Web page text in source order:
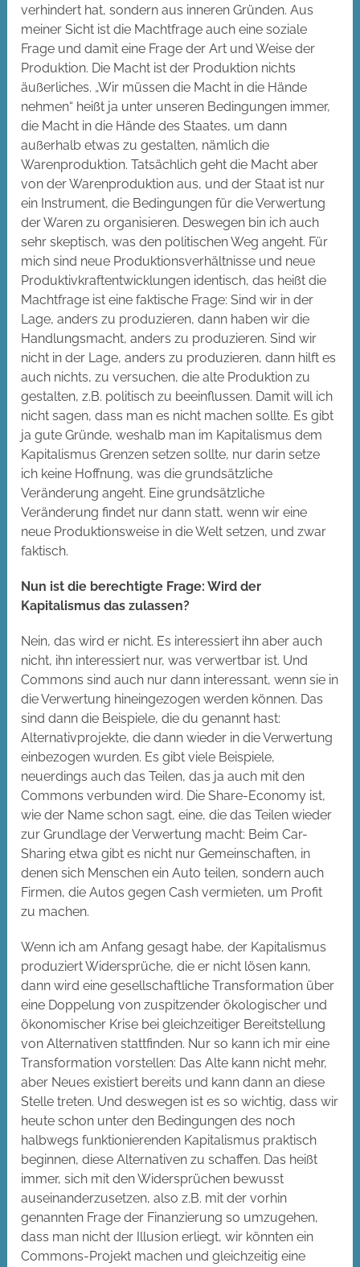
verhindert hat, sondern aus inneren Gründen. Aus
meiner Sicht ist die Machtfrage auch eine soziale
Frage und damit eine Frage der Art und Weise der
Produktion. Die Macht ist der Produktion nichts
äußerliches. „Wir müssen die Macht in die Hände
nehmen“ heißt ja unter unseren Bedingungen immer,
die Macht in die Hände des Staates, um dann
außerhalb etwas zu gestalten, nämlich die
Warenproduktion. Tatsächlich geht die Macht aber
von der Warenproduktion aus, und der Staat ist nur
ein Instrument, die Bedingungen für die Verwertung
der Waren zu organisieren. Deswegen bin ich auch
sehr skeptisch, was den politischen Weg angeht. Für
mich sind neue Produktionsverhältnisse und neue
Produktivkraftentwicklungen identisch, das heißt die
Machtfrage ist eine faktische Frage: Sind wir in der
Lage, anders zu produzieren, dann haben wir die
Handlungsmacht, anders zu produzieren. Sind wir
nicht in der Lage, anders zu produzieren, dann hilft es
auch nichts, zu versuchen, die alte Produktion zu
gestalten, z.B. politisch zu beeinflussen. Damit will ich
nicht sagen, dass man es nicht machen sollte. Es gibt
ja gute Gründe, weshalb man im Kapitalismus dem
Kapitalismus Grenzen setzen sollte, nur darin setze
ich keine Hoffnung, was die grundsätzliche
Veränderung angeht. Eine grundsätzliche
Veränderung findet nur dann statt, wenn wir eine
neue Produktionsweise in die Welt setzen, und zwar
faktisch.
Nun ist die berechtigte Frage: Wird der
Kapitalismus das zulassen?
Nein, das wird er nicht. Es interessiert ihn aber auch
nicht, ihn interessiert nur, was verwertbar ist. Und
Commons sind auch nur dann interessant, wenn sie in
die Verwertung hineingezogen werden können. Das
sind dann die Beispiele, die du genannt hast:
Alternativprojekte, die dann wieder in die Verwertung
einbezogen wurden. Es gibt viele Beispiele,
neuerdings auch das Teilen, das ja auch mit den
Commons verbunden wird. Die Share-Economy ist,
wie der Name schon sagt, eine, die das Teilen wieder
zur Grundlage der Verwertung macht: Beim Car-
Sharing etwa gibt es nicht nur Gemeinschaften, in
denen sich Menschen ein Auto teilen, sondern auch
Firmen, die Autos gegen Cash vermieten, um Profit
zu machen.
Wenn ich am Anfang gesagt habe, der Kapitalismus
produziert Widersprüche, die er nicht lösen kann,
dann wird eine gesellschaftliche Transformation über
eine Doppelung von zuspitzender ökologischer und
ökonomischer Krise bei gleichzeitiger Bereitstellung
von Alternativen stattfinden. Nur so kann ich mir eine
Transformation vorstellen: Das Alte kann nicht mehr,
aber Neues existiert bereits und kann dann an diese
Stelle treten. Und deswegen ist es so wichtig, dass wir
heute schon unter den Bedingungen des noch
halbwegs funktionierenden Kapitalismus praktisch
beginnen, diese Alternativen zu schaffen. Das heißt
immer, sich mit den Widersprüchen bewusst
auseinanderzusetzen, also z.B. mit der vorhin
genannten Frage der Finanzierung so umzugehen,
dass man nicht der Illusion erliegt, wir könnten ein
Commons-Projekt machen und gleichzeitig eine